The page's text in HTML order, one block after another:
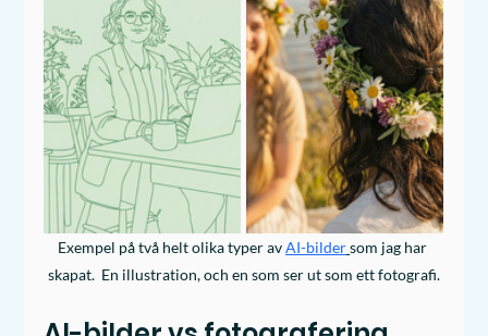
Exempel på två helt olika typer av AI-bildersom jag har
skapat.  En illustration, och en som ser ut som ett fotografi.